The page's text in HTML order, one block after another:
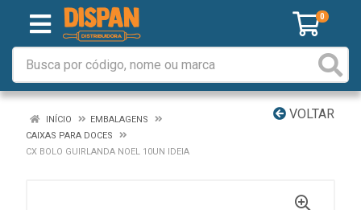
0
VOLTAR
INÍCIO
EMBALAGENS
CAIXAS PARA DOCES
CX BOLO GUIRLANDA NOEL 10UN IDEIA